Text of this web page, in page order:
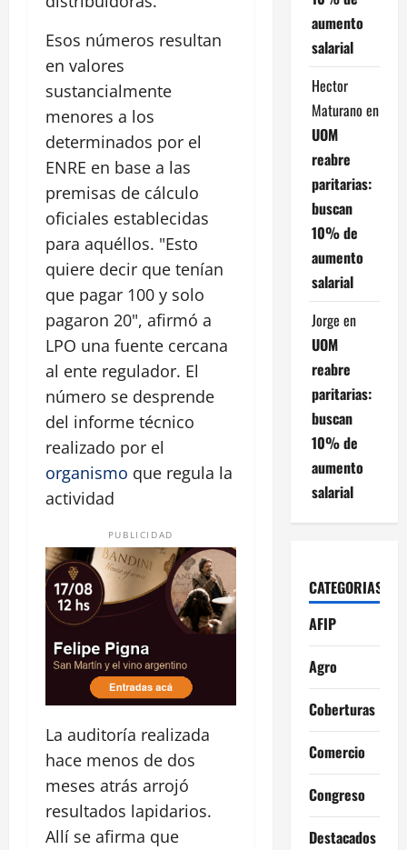
Esos números resultan
en valores
sustancialmente
menores a los
determinados por el
ENRE en base a las
premisas de cálculo
oficiales establecidas
para aquéllos. "Esto
quiere decir que tenían
que pagar 100 y solo
pagaron 20", afirmó a
LPO una fuente cercana
al ente regulador. El
número se desprende
del informe técnico
realizado por el
organismo que regula la
actividad
PUBLICIDAD
La auditoría realizada
hace menos de dos
meses atrás arrojó
resultados lapidarios.
Allí se afirma que
aumento
salarial
Hector
Maturano en
UOM
reabre
paritarias:
buscan
10% de
aumento
salarial
Jorge en
UOM
reabre
paritarias:
buscan
10% de
aumento
salarial
CATEGORIAS
AFIP
Agro
Coberturas
Comercio
Congreso
Destacados